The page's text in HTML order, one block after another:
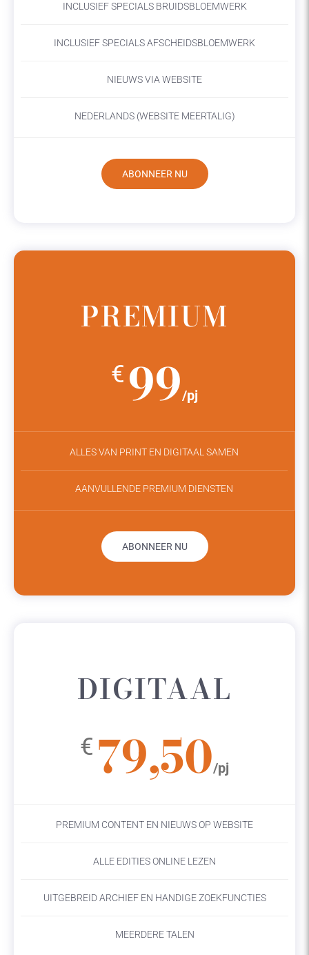
INCLUSIEF SPECIALS BRUIDSBLOEMWERK
INCLUSIEF SPECIALS AFSCHEIDSBLOEMWERK
NIEUWS VIA WEBSITE
NEDERLANDS (WEBSITE MEERTALIG)
ABONNEER NU
PREMIUM
€ 99/pj
ALLES VAN PRINT EN DIGITAAL SAMEN
AANVULLENDE PREMIUM DIENSTEN
ABONNEER NU
DIGITAAL
€ 79,50/pj
PREMIUM CONTENT EN NIEUWS OP WEBSITE
ALLE EDITIES ONLINE LEZEN
UITGEBREID ARCHIEF EN HANDIGE ZOEKFUNCTIES
MEERDERE TALEN